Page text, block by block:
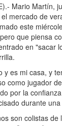
Mario Martín,
mercado de
este
que piensa
en "sacar
y es mi casa, y
como jugador
por la
durante
son colistas de